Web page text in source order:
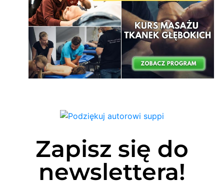
Zapisz się do
newslettera!